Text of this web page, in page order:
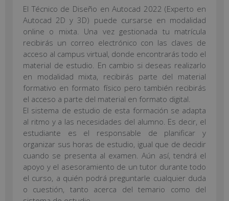
El Técnico de Diseño en Autocad 2022 (Experto en
Autocad 2D y 3D) puede cursarse en modalidad
online o mixta. Una vez gestionada tu matrícula
recibirás un correo electrónico con las claves de
acceso al campus virtual, donde encontrarás todo el
material de estudio. En cambio si deseas realizarlo
en modalidad mixta, recibirás parte del material
formativo en formato físico pero también recibirás
el acceso a parte del material en formato digital.
El sistema de estudio de esta formación se adapta
al ritmo y a las necesidades del alumno. Es decir, el
estudiante es el responsable de planificar y
organizar sus horas de estudio, igual que de decidir
cuando se presenta al examen. Aún así, tendrá el
apoyo y el asesoramiento de un tutor durante todo
el curso, a quién podrá preguntarle cualquier duda
o cuestión, tanto acerca del temario como del